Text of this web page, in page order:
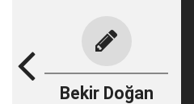
Bekir Doğan